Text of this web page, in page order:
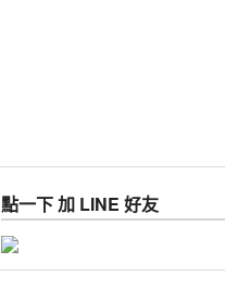
點一下 加 LINE 好友